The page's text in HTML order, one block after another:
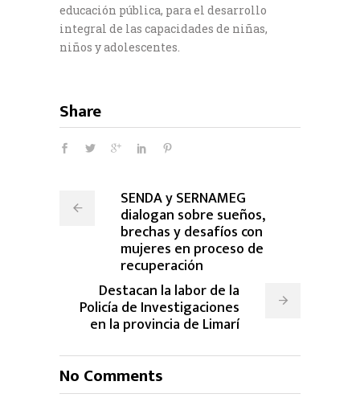
educación pública, para el desarrollo
integral de las capacidades de niñas,
niños y adolescentes.
Share
SENDA y SERNAMEG
dialogan sobre sueños,
brechas y desafíos con
mujeres en proceso de
recuperación
Destacan la labor de la
Policía de Investigaciones
en la provincia de Limarí
No Comments